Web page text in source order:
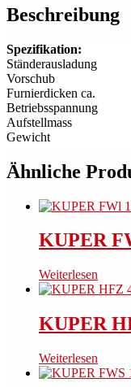
Beschreibung
Spezifikation:
Ständerausladung
Vorschub
Furnierdicken ca.
Betriebsspannung
Aufstellmass
Gewicht
Ähnliche
KUPER
Weiterlesen
KUPER
Weiterlesen